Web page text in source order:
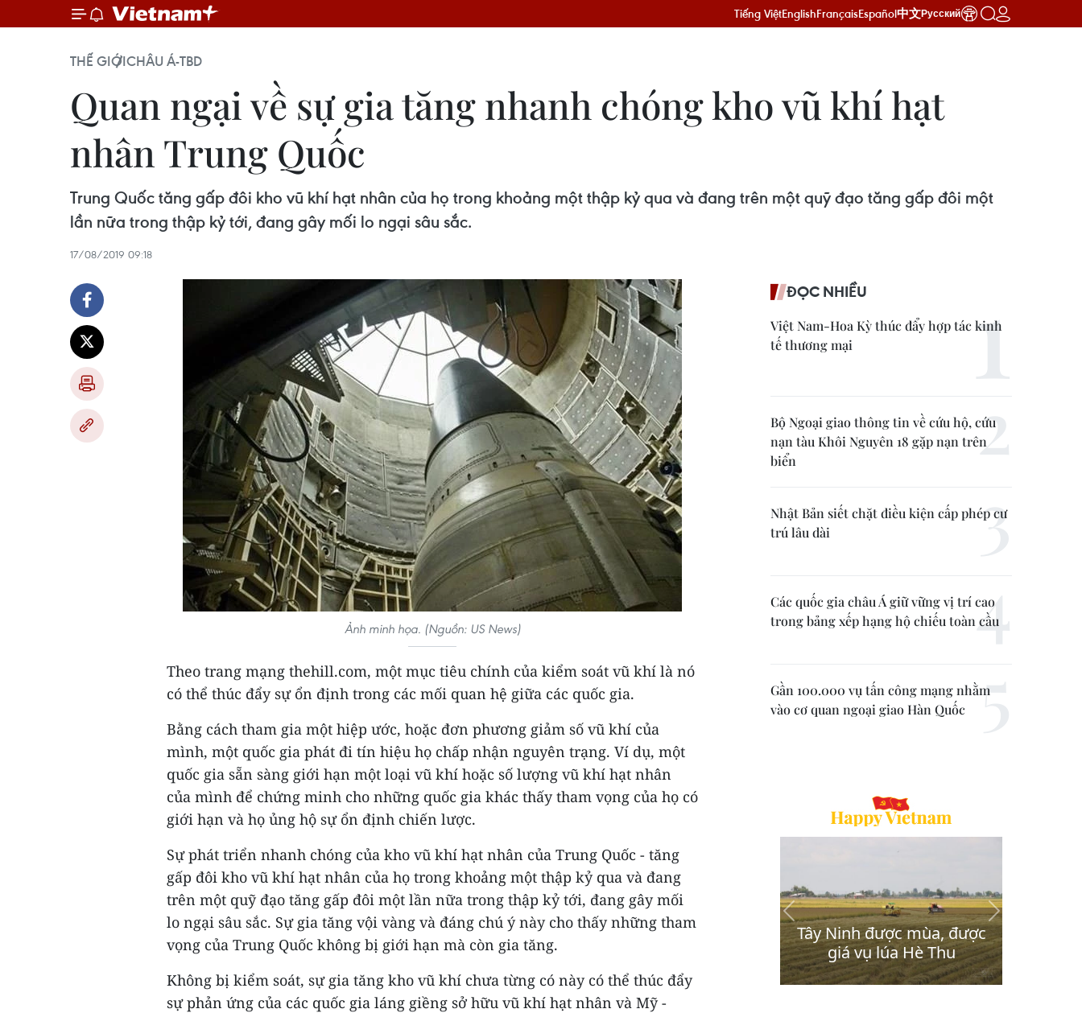
Tiếng ViệtEnglishFrançaisEspañol中文Русский
THẾ GIỚICHÂU Á-TBD
Quan ngại về sự gia tăng nhanh chóng kho vũ khí hạt
nhân Trung Quốc
Trung Quốc tăng gấp đôi kho vũ khí hạt nhân của họ trong khoảng một thập kỷ qua và đang trên một quỹ đạo tăng gấp đôi một
lần nữa trong thập kỷ tới, đang gây mối lo ngại sâu sắc.
17/08/2019 09:18
Ảnh minh họa. (Nguồn: US News)
Theo trang mạng thehill.com, một mục tiêu chính của kiểm soát vũ khí là nó
có thể thúc đẩy sự ổn định trong các mối quan hệ giữa các quốc gia.
Bằng cách tham gia một hiệp ước, hoặc đơn phương giảm số vũ khí của
mình, một quốc gia phát đi tín hiệu họ chấp nhận nguyên trạng. Ví dụ, một
quốc gia sẵn sàng giới hạn một loại vũ khí hoặc số lượng vũ khí hạt nhân
của mình để chứng minh cho những quốc gia khác thấy tham vọng của họ có
giới hạn và họ ủng hộ sự ổn định chiến lược.
Sự phát triển nhanh chóng của kho vũ khí hạt nhân của Trung Quốc - tăng
gấp đôi kho vũ khí hạt nhân của họ trong khoảng một thập kỷ qua và đang
trên một quỹ đạo tăng gấp đôi một lần nữa trong thập kỷ tới, đang gây mối
lo ngại sâu sắc. Sự gia tăng vội vàng và đáng chú ý này cho thấy những tham
vọng của Trung Quốc không bị giới hạn mà còn gia tăng.
Không bị kiểm soát, sự gia tăng kho vũ khí chưa từng có này có thể thúc đẩy
sự phản ứng của các quốc gia láng giềng sở hữu vũ khí hạt nhân và Mỹ -
ĐỌC NHIỀU
Việt Nam-Hoa Kỳ thúc đẩy hợp tác kinh
tế thương mại
Bộ Ngoại giao thông tin về cứu hộ, cứu
nạn tàu Khôi Nguyên 18 gặp nạn trên
biển
Nhật Bản siết chặt điều kiện cấp phép cư
trú lâu dài
Các quốc gia châu Á giữ vững vị trí cao
trong bảng xếp hạng hộ chiếu toàn cầu
Gần 100.000 vụ tấn công mạng nhằm
vào cơ quan ngoại giao Hàn Quốc